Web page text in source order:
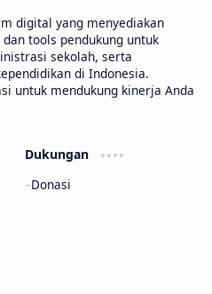
digital yang menyediakan
tools pendukung untuk
sekolah, serta
di Indonesia.
untuk mendukung kinerja Anda
Dukungan
Donasi